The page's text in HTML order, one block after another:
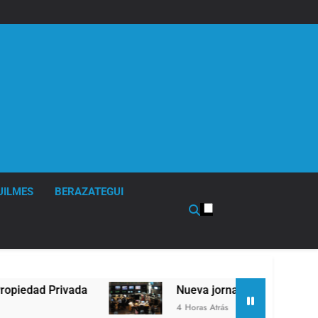
BERAZATEGUI
Nueva jornada negativa para los activos
4 Horas Atrás